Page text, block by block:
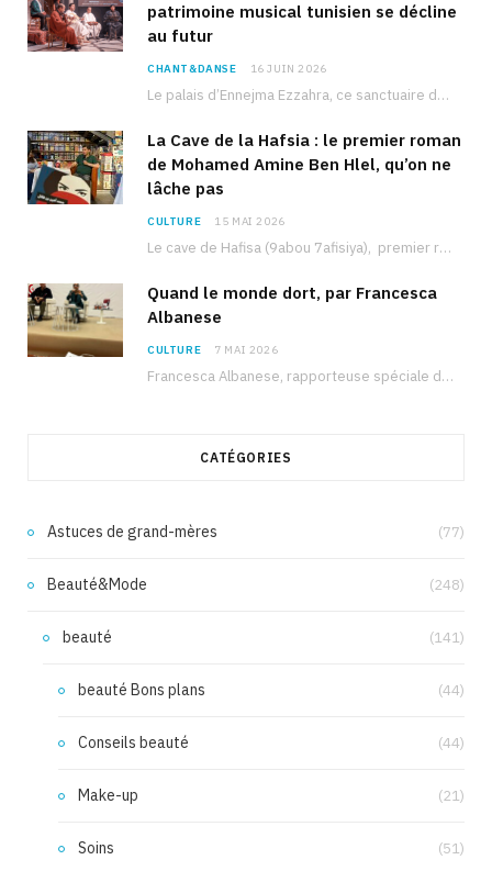
patrimoine musical tunisien se décline
au futur
CHANT&DANSE 16 JUIN 2026
Le palais d’Ennejma Ezzahra, ce sanctuaire de la musique tunisienne et méditerranéenne construit par le…
La Cave de la Hafsia : le premier roman
de Mohamed Amine Ben Hlel, qu’on ne
lâche pas
CULTURE 15 MAI 2026
Le cave de Hafisa (9abou 7afisiya), premier roman du journaliste tunisien Mohamed Amine Ben Hlel,…
Quand le monde dort, par Francesca
Albanese
CULTURE 7 MAI 2026
Francesca Albanese, rapporteuse spéciale de l’ONU sur les territoires palestiniens occupés, était à Tunis pour…
CATÉGORIES
Astuces de grand-mères (77)
Beauté&Mode (248)
beauté (141)
beauté Bons plans (44)
Conseils beauté (44)
Make-up (21)
Soins (51)